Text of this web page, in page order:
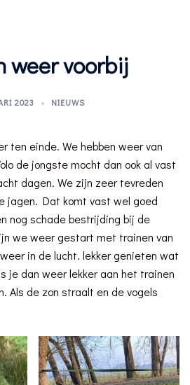
weer voorbij
2023 NIEUWS
ten einde. We hebben weer van
de jongste mocht dan ook al vast
dagen. We zijn zeer tevreden
jagen. Dat komt vast wel goed
nog schade bestrijding bij de
we weer gestart met trainen van
in de lucht. lekker genieten wat
je dan weer lekker aan het trainen
Als de zon straalt en de vogels